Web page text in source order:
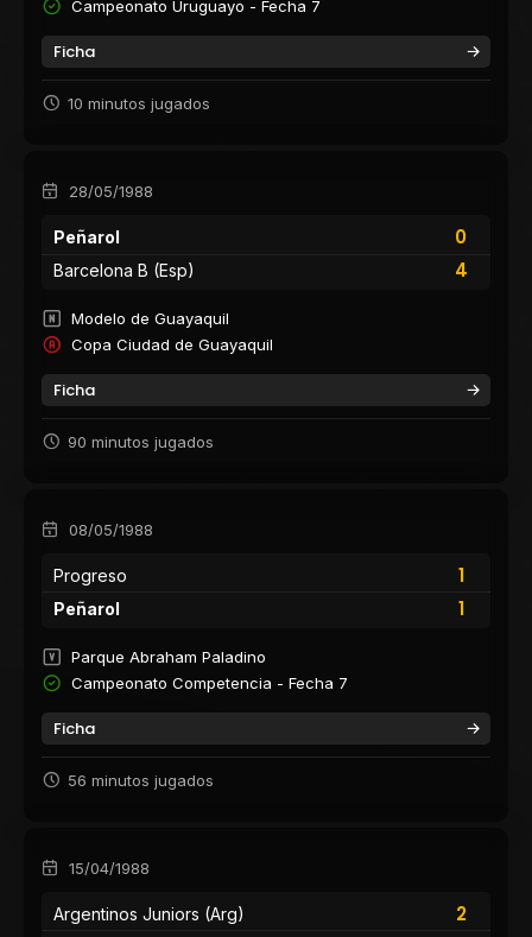
Campeonato Uruguayo - Fecha 7
Ficha
10 minutos jugados
28/05/1988
Peñarol
0
4
Barcelona B (Esp)
Modelo de Guayaquil
Copa Ciudad de Guayaquil
Ficha
90 minutos jugados
08/05/1988
Progreso
1
1
Peñarol
Parque Abraham Paladino
Campeonato Competencia - Fecha 7
Ficha
56 minutos jugados
15/04/1988
Argentinos Juniors (Arg)
2